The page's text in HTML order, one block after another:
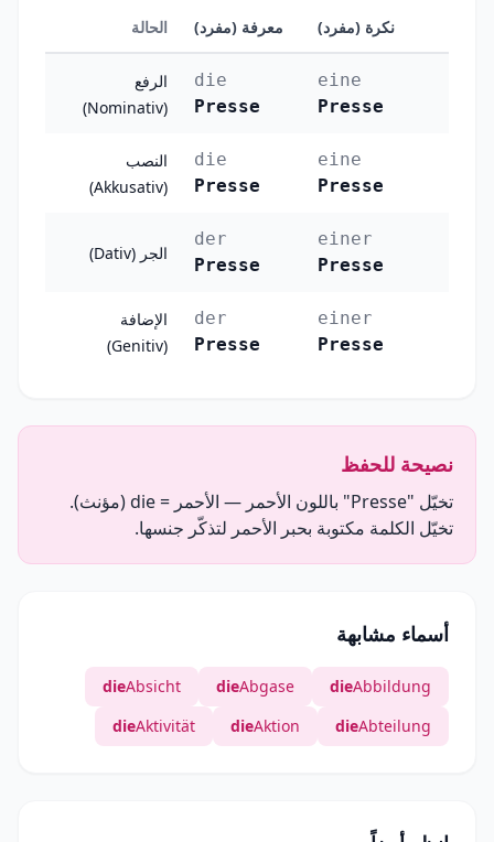
الحالة معرفة (مفرد) نكرة (مفرد)
الرفع
(Nominativ)
die
Presse
eine
Presse
النصب
(Akkusativ)
die
Presse
eine
Presse
الجر (Dativ)
der
Presse
einer
Presse
الإضافة
(Genitiv)
der
Presse
einer
Presse
نصيحة للحفظ
تخيّل "Presse" باللون الأحمر — الأحمر = die (مؤنث).
تخيّل الكلمة مكتوبة بحبر الأحمر لتذكّر جنسها.
أسماء مشابهة
dieAbbildung
dieAbgase
dieAbsicht
dieAbteilung
dieAktion
dieAktivität